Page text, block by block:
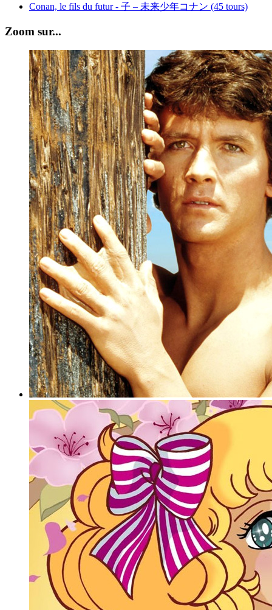
Conan, le fils du futur - 子 – 未来少年コナン (45 tours)
Zoom sur...